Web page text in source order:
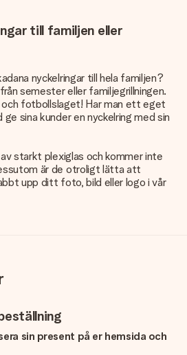
till familjen eller
nyckelringar till hela familjen?
semester eller familjegrillningen.
och fotbollslaget! Har man ett eget
sina kunder en nyckelring med sin
starkt plexiglas och kommer inte
är de otroligt lätta att
upp ditt foto, bild eller logo i vår
sin present på er hemsida och